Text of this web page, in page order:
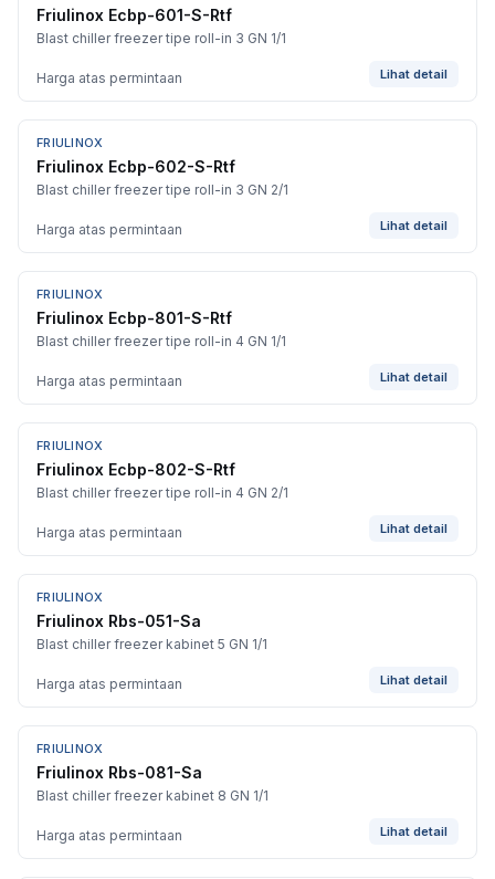
Friulinox Ecbp-601-S-Rtf
Blast chiller freezer tipe roll-in 3 GN 1/1
Harga atas permintaan Lihat detail
FRIULINOX
Friulinox Ecbp-602-S-Rtf
Blast chiller freezer tipe roll-in 3 GN 2/1
Harga atas permintaan Lihat detail
FRIULINOX
Friulinox Ecbp-801-S-Rtf
Blast chiller freezer tipe roll-in 4 GN 1/1
Harga atas permintaan Lihat detail
FRIULINOX
Friulinox Ecbp-802-S-Rtf
Blast chiller freezer tipe roll-in 4 GN 2/1
Harga atas permintaan Lihat detail
FRIULINOX
Friulinox Rbs-051-Sa
Blast chiller freezer kabinet 5 GN 1/1
Harga atas permintaan Lihat detail
FRIULINOX
Friulinox Rbs-081-Sa
Blast chiller freezer kabinet 8 GN 1/1
Harga atas permintaan Lihat detail